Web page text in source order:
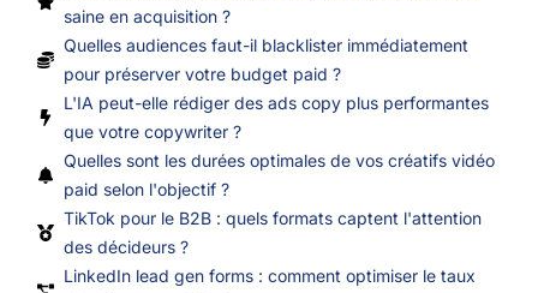
saine en acquisition ?
Quelles audiences faut-il blacklister immédiatement
pour préserver votre budget paid ?
L'IA peut-elle rédiger des ads copy plus performantes
que votre copywriter ?
Quelles sont les durées optimales de vos créatifs vidéo
paid selon l'objectif ?
TikTok pour le B2B : quels formats captent l'attention
des décideurs ?
LinkedIn lead gen forms : comment optimiser le taux